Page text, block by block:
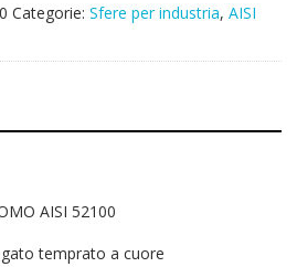
Categorie: Sfere per industria, AISI
AISI 52100
temprato a cuore